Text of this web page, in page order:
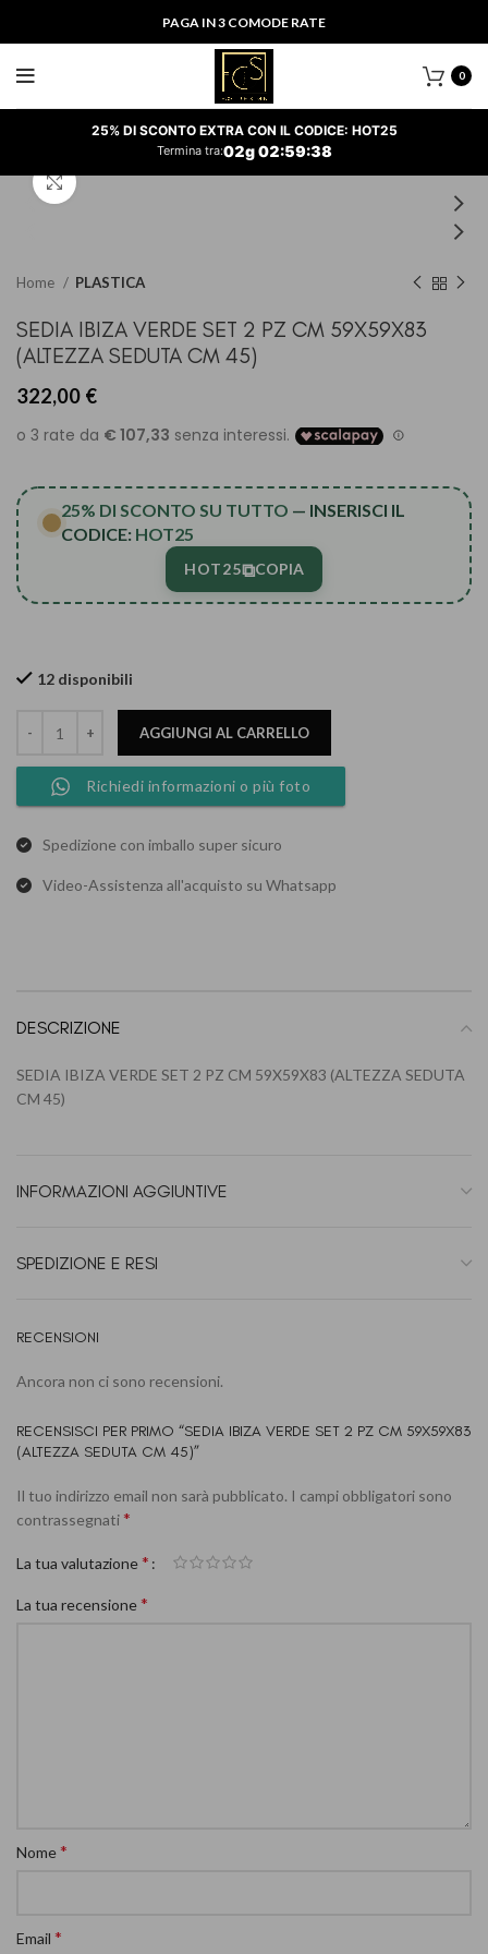
PAGA IN 3 COMODE RATE
0
25% DI SCONTO EXTRA CON IL CODICE: HOT25
Termina tra:02g02:59:38
Home PLASTICA
SEDIA IBIZA VERDE SET 2 PZ CM 59X59X83
(ALTEZZA SEDUTA CM 45)
322,00 €
25% DI SCONTO SU TUTTO — INSERISCI IL
CODICE: HOT25
HOT25⧉COPIA
12 disponibili
AGGIUNGI AL CARRELLO
Richiedi informazioni o più foto
Spedizione con imballo super sicuro
Video-Assistenza all'acquisto su Whatsapp
DESCRIZIONE
SEDIA IBIZA VERDE SET 2 PZ CM 59X59X83 (ALTEZZA SEDUTA
CM 45)
INFORMAZIONI AGGIUNTIVE
SPEDIZIONE E RESI
RECENSIONI
Ancora non ci sono recensioni.
RECENSISCI PER PRIMO “SEDIA IBIZA VERDE SET 2 PZ CM 59X59X83
(ALTEZZA SEDUTA CM 45)”
Il tuo indirizzo email non sarà pubblicato. I campi obbligatori sono
contrassegnati*
La tua valutazione*
La tua recensione*
Nome*
Email *